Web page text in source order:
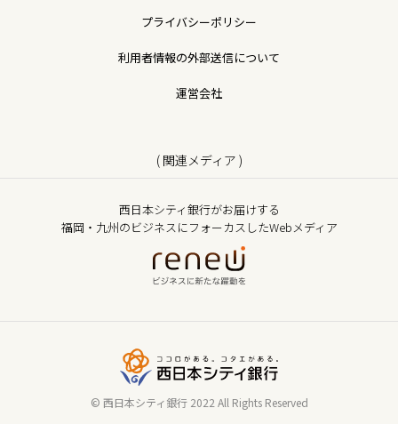
プライバシーポリシー
利用者情報の外部送信について
運営会社
( 関連メディア )
西日本シティ銀行がお届けする
福岡・九州のビジネスにフォーカスしたWebメディア
©️ 西日本シティ銀行 2022 All Rights Reserved